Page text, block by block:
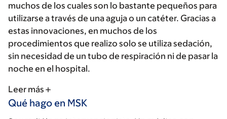
muchos de los cuales son lo bastante pequeños para
utilizarse a través de una aguja o un catéter. Gracias a
estas innovaciones, en muchos de los
procedimientos que realizo solo se utiliza sedación,
sin necesidad de un tubo de respiración ni de pasar la
noche en el hospital.
Leer más
Qué hago en MSK